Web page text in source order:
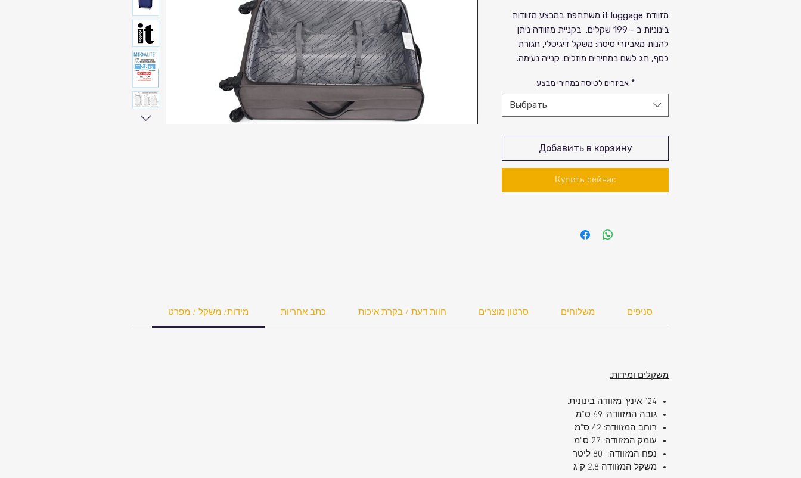
цена
Спеццена
מזוודת it luggage משתתפת במבצע מזוודות
בינוניות ב - 199 שקלים. בקניית מזוודה ניתן
להנות מאביזרי טיסה: משקל דיגיטלי, חגורת
כסף, תג לשם במחירים מוזלים. קנייה נעימה.
אביזרים לטיסה במחירי מבצע *
Выбрать
Добавить в корзину
Купить сейчас
מידות/ משקל / מפרט כתב אחריות חוות דעת / בקרת איכות סרטון מוצרים משלוחים סניפים
משקלים ומידות:
24" אינץ, מזוודה בינונית.
גובה המזוודה: 69 ס"מ
רוחב המזוודה: 42 ס"מ
עומק המזוודה: 27 ס"מֿ
נפח המזוודה: 80 ליטר
משקל המזוודה 2.8 ק"ג